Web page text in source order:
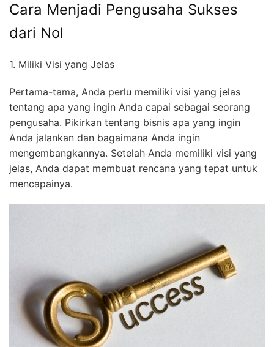
Cara Menjadi Pengusaha Sukses
dari Nol
1. Miliki Visi yang Jelas
Pertama-tama, Anda perlu memiliki visi yang jelas
tentang apa yang ingin Anda capai sebagai seorang
pengusaha. Pikirkan tentang bisnis apa yang ingin
Anda jalankan dan bagaimana Anda ingin
mengembangkannya. Setelah Anda memiliki visi yang
jelas, Anda dapat membuat rencana yang tepat untuk
mencapainya.